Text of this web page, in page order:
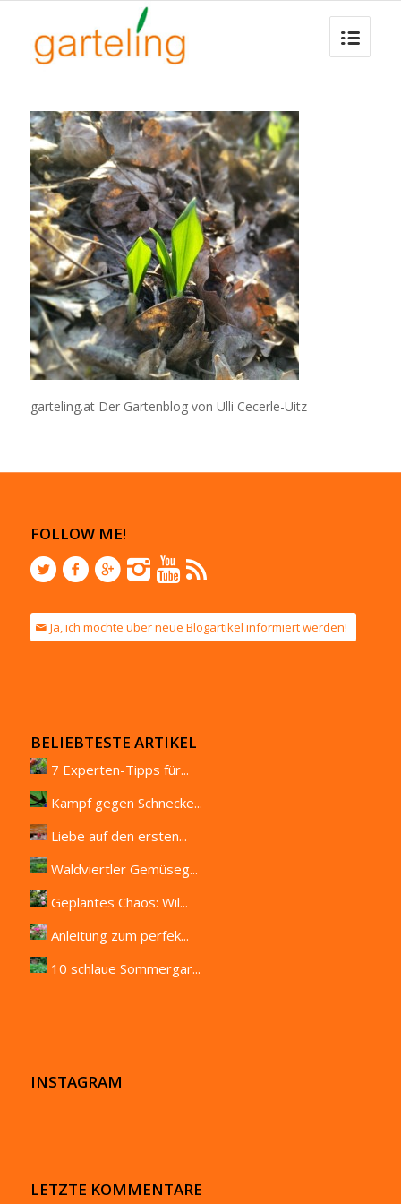
garteling.at Der Gartenblog von Ulli Cecerle-Uitz
FOLLOW ME!
Ja, ich möchte über neue Blogartikel informiert werden!
BELIEBTESTE ARTIKEL
7 Experten-Tipps für...
Kampf gegen Schnecke...
Liebe auf den ersten...
Waldviertler Gemüseg...
Geplantes Chaos: Wil...
Anleitung zum perfek...
10 schlaue Sommergar...
INSTAGRAM
LETZTE KOMMENTARE